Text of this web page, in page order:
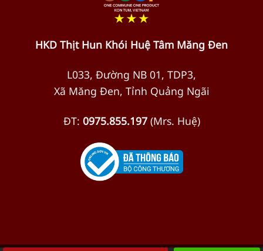
HKD Thịt Hun Khói Huệ Tâm Măng Đen
L033, Đường NB 01, TDP3,
Xã Măng Đen, Tỉnh Quảng Ngãi
ĐT: 0975.855.197(Mrs. Huệ)